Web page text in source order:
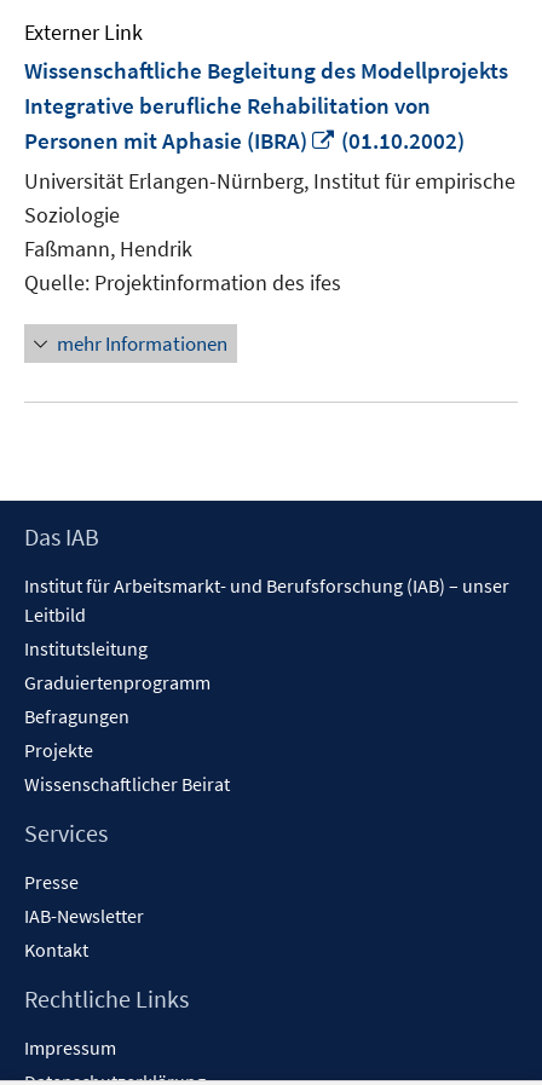
Externer Link
Wissenschaftliche Begleitung des Modellprojekts
Integrative berufliche Rehabilitation von
Personen mit Aphasie (IBRA)
In
neuem
Fenster
(01.10.2002)
Universität Erlangen-Nürnberg, Institut für empirische
Soziologie
Faßmann, Hendrik
Quelle: Projektinformation des ifes
mehr Informationen
Footer
Das IAB
Institut für Arbeitsmarkt- und Berufsforschung (IAB) – unser
Leitbild
Institutsleitung
Graduiertenprogramm
Befragungen
Projekte
Wissenschaftlicher Beirat
Services
Presse
IAB-Newsletter
Kontakt
Rechtliche Links
Impressum